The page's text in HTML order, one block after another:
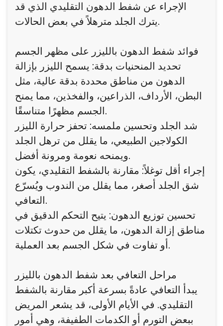
الإجراء عن شفط الدهون التقليدي الذي قد
يترك الجلد مترهلاً في بعض الحالات.
فوائد شفط الدهون بالليزر على مظهر الجسم
تحديد المنحنيات بدقة: يسمح الليزر بإزالة
الدهون من مناطق محددة بدقة عالية، مثل
البطن، الأرداف، الذراعين، والفخذين، مما يمنح
الجسم مظهرًا متناسقًا.
شد الجلد وتحسين ملمسه: تحفز حرارة الليزر
الكولاجين الطبيعي، ما يقلل من ترهل الجلد
ويمنحه نعومة ومرونة أفضل.
إجراء أقل توغلاً: مقارنة بالشفط التقليدي، يكون
شق الجلد أصغر، مما يقلل من الندوب ويُسرّع
التعافي.
تحسين توزيع الدهون: يتيح التحكم الدقيق في
مناطق إزالة الدهون، ما يقلل من حدوث تكتلات
أو تفاوت في شكل الجسم بعد العملية.
مراحل التعافي بعد شفط الدهون بالليزر
يبدأ التعافي عادةً بسرعة أكبر مقارنة بالشفط
التقليدي. في الأيام الأولى، قد يشعر المريض
ببعض التورم أو الكدمات الطفيفة، وهي أمور